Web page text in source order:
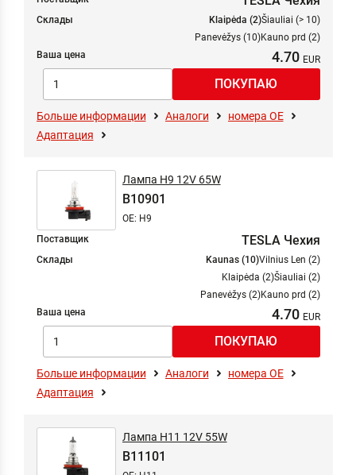
Склады Klaipėda (2)Šiauliai (> 10)
Panevėžys (10)Kauno prd (2)
Ваша цена
4.70
Больше информации Аналоги
номера ОЕ
Адаптация
Лампа H9 12V 65W
B10901
OE: H9
Поставщик
TESLA Чехия
Склады Kaunas (10)Vilnius Len (2)
Klaipėda (2)Šiauliai (2)
Panevėžys (2)Kauno prd (2)
Ваша цена
4.70
Больше информации Аналоги
номера ОЕ
Адаптация
Лампа H11 12V 55W
B11101